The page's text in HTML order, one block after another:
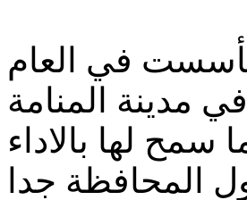
في العام
لها بالاداء